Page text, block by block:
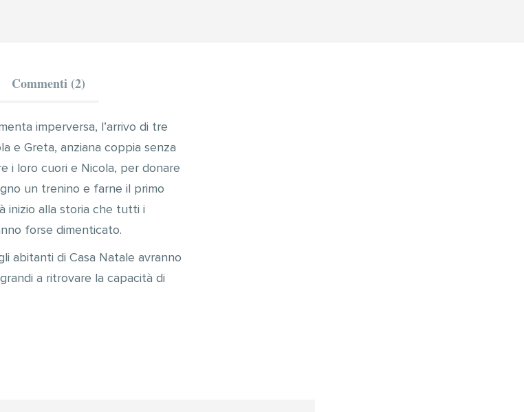
Commenti (2)
imperversa, l’arrivo di tre
e Greta, anziana coppia senza
i loro cuori e Nicola, per donare
un trenino e farne il primo
inizio alla storia che tutti i
forse dimenticato.
abitanti di Casa Natale avranno
a ritrovare la capacità di